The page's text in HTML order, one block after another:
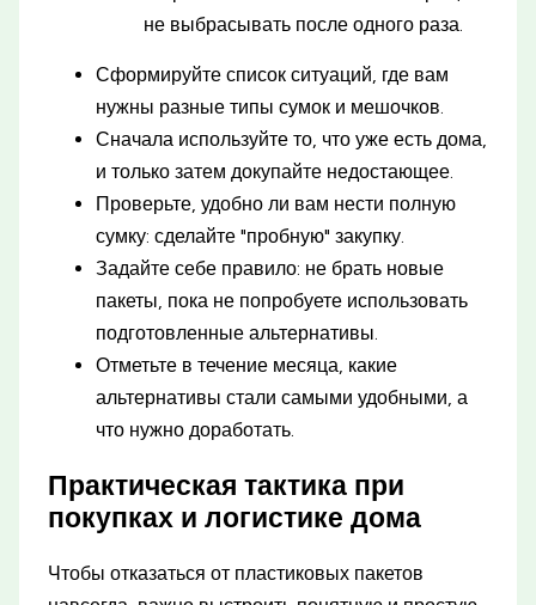
не выбрасывать после одного раза.
Сформируйте список ситуаций, где вам
нужны разные типы сумок и мешочков.
Сначала используйте то, что уже есть дома,
и только затем докупайте недостающее.
Проверьте, удобно ли вам нести полную
сумку: сделайте "пробную" закупку.
Задайте себе правило: не брать новые
пакеты, пока не попробуете использовать
подготовленные альтернативы.
Отметьте в течение месяца, какие
альтернативы стали самыми удобными, а
что нужно доработать.
Практическая тактика при
покупках и логистике дома
Чтобы отказаться от пластиковых пакетов